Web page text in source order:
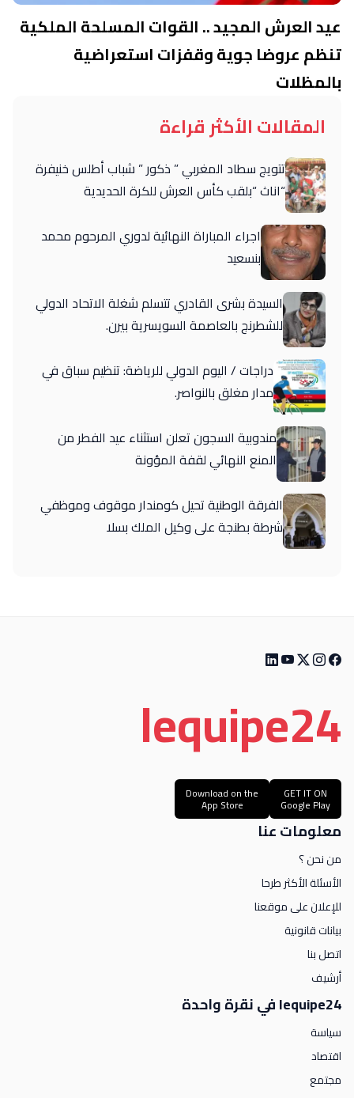
عيد العرش المجيد .. القوات المسلحة الملكية
تنظم عروضا جوية وقفزات استعراضية
بالمظلات
المقالات الأكثر قراءة
تتويج سطاد المغربي ” ذكور ” شباب أطلس خنيفرة
“اناث “بلقب كأس العرش للكرة الحديدية
اجراء المباراة النهائية لدوري المرحوم محمد
بنسعيد
السيدة بشرى القادري تتسلم شغلة الاتحاد الدولي
للشطرنج بالعاصمة السويسرية بيرن.
دراجات / اليوم الدولي للرياضة: تنظيم سباق في
مدار مغلق بالنواصر.
مندوبية السجون تعلن استثناء عيد الفطر من
المنع النهائي لقفة المؤونة
الفرقة الوطنية تحيل كومندار موقوف وموظفي
شرطة بطنجة على وكيل الملك بسلا
lequipe24
GET IT ON
Google Play
Download on the
App Store
معلومات عنا
من نحن ؟
الأسئلة الأكثر طرحا
للإعلان على موقعنا
بيانات قانونية
اتصل بنا
أرشيف
lequipe24 في نقرة واحدة
سياسة
اقتصاد
مجتمع